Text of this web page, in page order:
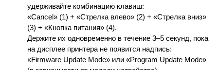
удерживайте комбинацию клавиш:
«Cancel» (1) + «Стрелка влево» (2) + «Стрелка вниз»
(3) + «Кнопка питания» (4).
Держите их одновременно в течение 3–5 секунд, пока
на дисплее принтера не появится надпись:
«Firmware Update Mode» или «Program Update Mode»